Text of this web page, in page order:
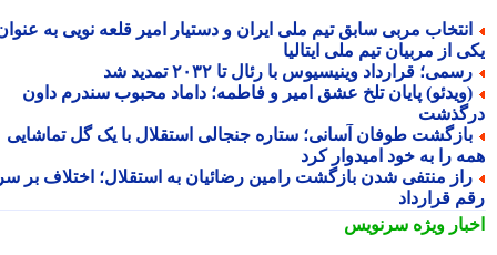
مربی سابق تیم ملی ایران و دستیار امیر قلعه نویی به عنوان
از مربیان تیم ملی ایتالیا
قرارداد وینیسیوس با رئال تا ۲۰۳۲ تمدید شد
پایان تلخ عشق امیر و فاطمه؛ داماد محبوب سندرم داون
طوفان آسانی؛ ستاره جنجالی استقلال با یک گل تماشایی
را به خود امیدوار کرد
منتفی شدن بازگشت رامین رضائیان به استقلال؛ اختلاف بر سر
قرارداد
ویژهسرنویس